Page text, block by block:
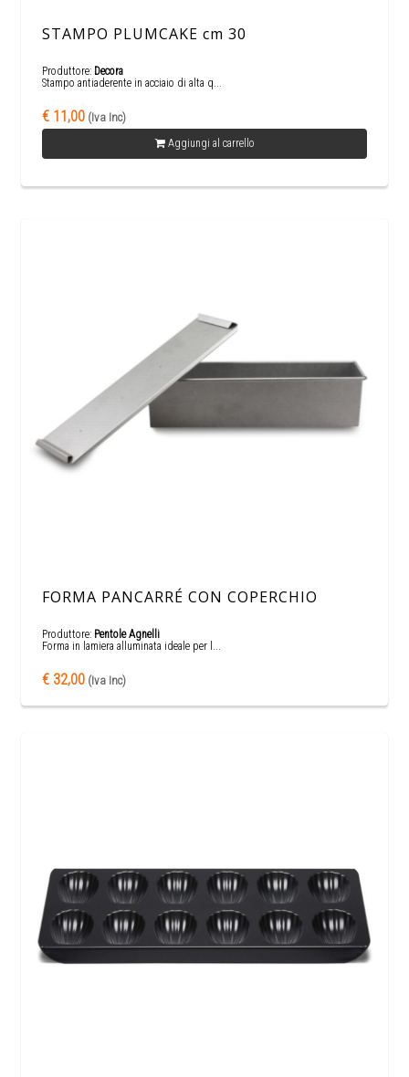
STAMPO PLUMCAKE cm 30
Produttore: Decora
Stampo antiaderente in acciaio di alta q...
€ 11,00 (Iva Inc)
Aggiungi al carrello
FORMA PANCARRÉ CON COPERCHIO
Produttore: Pentole Agnelli
Forma in lamiera alluminata ideale per l...
€ 32,00 (Iva Inc)